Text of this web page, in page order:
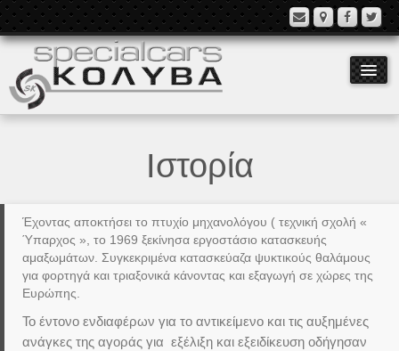
Ιστορία
Επικοινωνία
Ιστορία
Έχοντας αποκτήσει το πτυχίο μηχανολόγου ( τεχνική σχολή «
Ύπαρχος », το 1969 ξεκίνησα εργοστάσιο κατασκευής
αμαξωμάτων. Συγκεκριμένα κατασκεύαζα ψυκτικούς θαλάμους
για φορτηγά και τριαξονικά κάνοντας και εξαγωγή σε χώρες της
Ευρώπης.
Το έντονο ενδιαφέρων για το αντικείμενο και τις αυξημένες
ανάγκες της αγοράς για εξέλιξη και εξειδίκευση οδήγησαν